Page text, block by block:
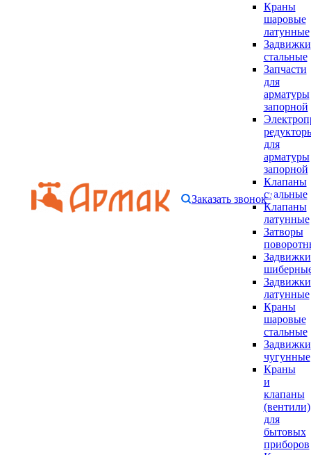
Краны
шаровые
латунные
Задвижки
стальные
Запчасти
для
арматуры
запорной
для
арматуры
запорной
Клапаны
стальные
Клапаны
латунные
Затворы
Задвижки
Задвижки
латунные
Краны
шаровые
стальные
Задвижки
чугунные
Краны
и
клапаны
(вентили)
для
бытовых
приборов
Заказать звонок